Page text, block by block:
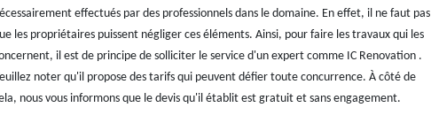
effectués par des professionnels dans le domaine. En effet, il ne faut pas
les propriétaires puissent négliger ces éléments. Ainsi, pour faire les travaux qui les
il est de principe de solliciter le service d'un expert comme IC Renovation .
noter qu'il propose des tarifs qui peuvent défier toute concurrence. À côté de
nous vous informons que le devis qu'il établit est gratuit et sans engagement.